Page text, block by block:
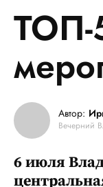
ТОП-
Автор:
Вечерний
6 июля